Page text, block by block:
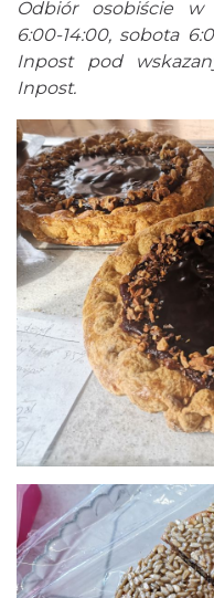
Odbiór osobiście w
6:00-14:00, sobota
Inpost pod
Inpost.